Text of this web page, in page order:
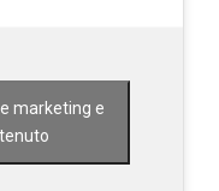
marketing e